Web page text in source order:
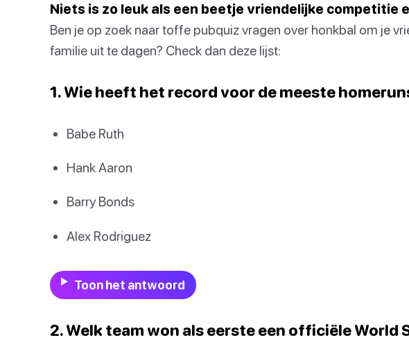
Niets is zo leuk als een beetje vriendelijke competitie
Ben je op zoek naar toffe pubquiz vragen over honkbal om je
familie uit te dagen? Check dan deze lijst:
1. Wie heeft het record voor de meeste
Babe Ruth
Hank Aaron
Barry Bonds
Alex Rodriguez
Toon het antwoord
2. Welk team won als eerste een officiële World